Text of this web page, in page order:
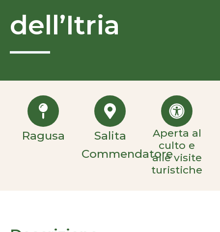
dell’Itria
Ragusa
Salita
Commendatore
Aperta al
culto e
alle visite
turistiche